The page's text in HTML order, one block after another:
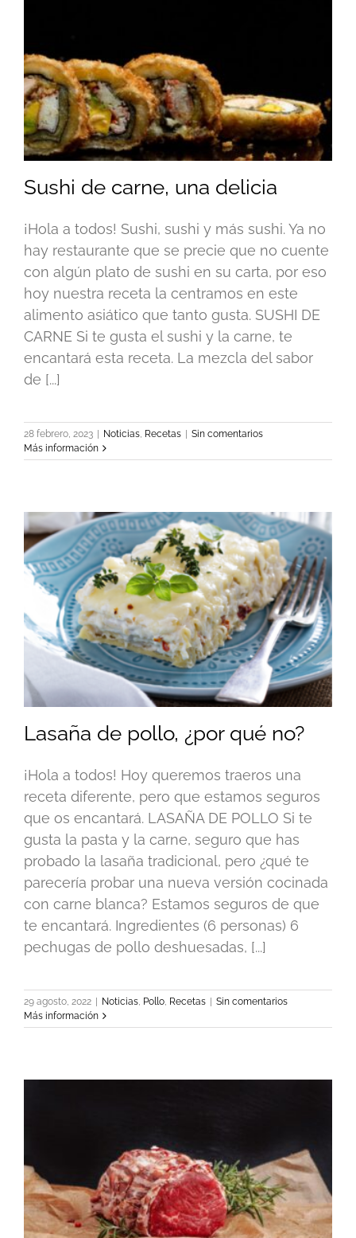
Sushi de carne, una delicia
¡Hola a todos! Sushi, sushi y más sushi. Ya no
hay restaurante que se precie que no cuente
con algún plato de sushi en su carta, por eso
hoy nuestra receta la centramos en este
alimento asiático que tanto gusta. SUSHI DE
CARNE Si te gusta el sushi y la carne, te
encantará esta receta. La mezcla del sabor
de [...]
28 febrero, 2023 Noticias, Recetas
Sin comentarios
Más información
Lasaña de pollo, ¿por qué no?
¡Hola a todos! Hoy queremos traeros una
receta diferente, pero que estamos seguros
que os encantará. LASAÑA DE POLLO Si te
gusta la pasta y la carne, seguro que has
probado la lasaña tradicional, pero ¿qué te
parecería probar una nueva versión cocinada
con carne blanca? Estamos seguros de que
te encantará. Ingredientes (6 personas) 6
pechugas de pollo deshuesadas, [...]
29 agosto, 2022 Noticias, Pollo, Recetas
Sin comentarios
Más información